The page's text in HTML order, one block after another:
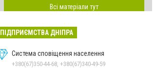
Всі матеріали тут
ПІДПРИЄМСТВА ДНІПРА
Система сповіщення населення
+380(67)350-44-68, +380(67)340-49-59